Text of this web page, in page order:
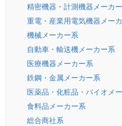
精密機器・計測機器メーカ
重電・産業用電気機器メー
機械メーカー系
自動車・輸送機メーカー系
医療機器メーカー系
鉄鋼・金属メーカー系
医薬品・化粧品・バイオメ
食料品メーカー系
総合商社系